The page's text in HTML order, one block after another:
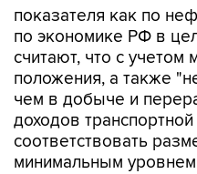
показателя как по
по экономике РФ в
считают, что с учетом
положения, а также
чем в добыче и
доходов
соответствовать
минимальным уровнем